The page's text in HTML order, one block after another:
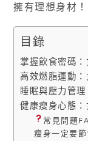
擁有理想身材！
目錄
掌握飲食密碼
高效燃脂運動
睡眠與壓力管
健康瘦身心態
常見問題
瘦身一定要節